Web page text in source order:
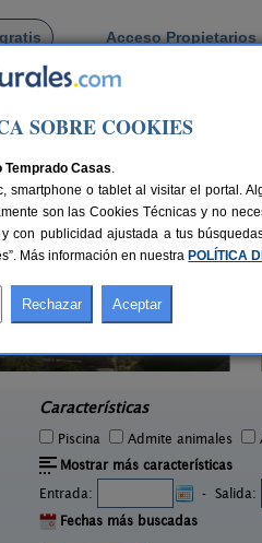
Acceso Propietarios
Características
Piscina Admite animales
Mostrar más características
Entrada:
- Salida:
Fechas más buscadas
SOBRE COOKIES
Temprado Casas.
o tablet al visitar el portal.
son las Cookies Técnicas y no
publicidad ajustada a tus
Más información en nuestra POLÍTICA